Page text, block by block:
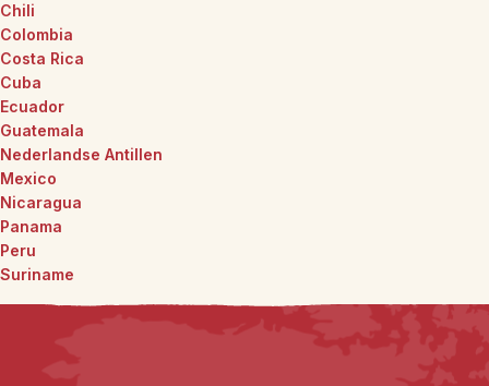
Chili
Colombia
Costa Rica
Cuba
Ecuador
Guatemala
Nederlandse Antillen
Mexico
Nicaragua
Panama
Peru
Suriname